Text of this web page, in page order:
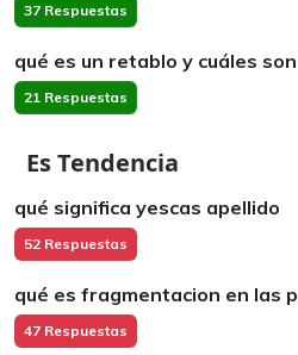
37 Respuestas
qué es un retablo y cuáles
21 Respuestas
Es Tendencia
qué significa yescas apellido
52 Respuestas
qué es fragmentacion en las
47 Respuestas